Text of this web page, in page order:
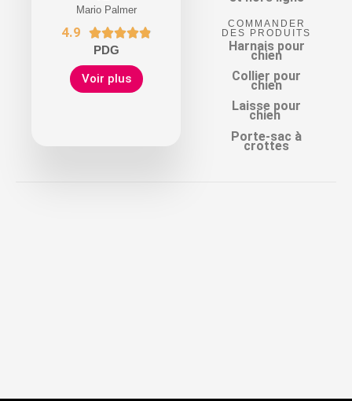
Mario Palmer
4.9 
PDG
Voir plus
COMMANDER
DES PRODUITS
Harnais pour
chien
Collier pour
chien
Laisse pour
chien
Porte-sac à
crottes